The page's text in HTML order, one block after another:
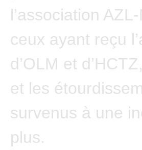
l’association
ceux ayant reçu
d’OLM et
et les
survenus à une
plus.